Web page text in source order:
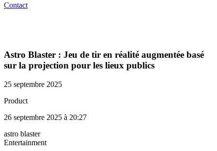
Contact
Astro Blaster : Jeu de tir en réalité augmentée basé
sur la projection pour les lieux publics
25 septembre 2025
Product
26 septembre 2025 à 20:27
astro blaster
Entertainment